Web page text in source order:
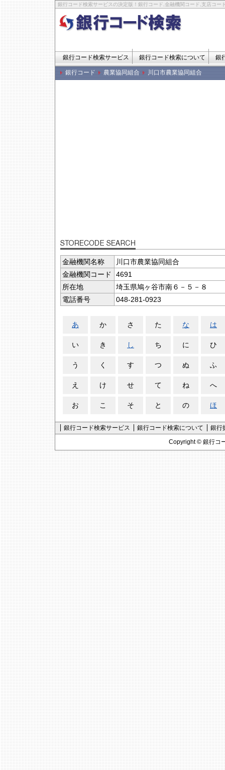
銀行コード検索サービスの決定版！銀行コード,金融機関コード,支店コー
銀行コード検索サービス 銀行コード検索について 銀
銀行コード 農業協同組合 川口市農業協同組合
金融機関名称
川口市農業協同組合
金融機関コード
4691
所在地
埼玉県鳩ヶ谷市南６－５－８
電話番号
048-281-0923
あ か さ た な は
い き し ち に ひ
う く す つ ぬ ふ
え け せ て ね へ
お こ そ と の ほ
銀行コード検索サービス 銀行コード検索について
銀行
Copyright © 銀行コ